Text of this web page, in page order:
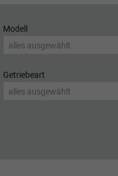
Modell
alles ausgewählt
Getriebeart
alles ausgewählt